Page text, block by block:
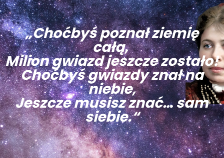
„Choćbyś poznał ziemię
całą,
Milion gwiazd jeszcze zostało!
Choćbyś gwiazdy znał na
niebie,
Jeszcze musisz znać… sam
siebie.“